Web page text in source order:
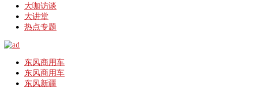
大咖访谈
大讲堂
热点专题
东风商用车
东风商用车
东风新疆